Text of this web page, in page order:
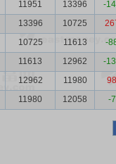
11951 13396
-
13396 10725
10725 11613
-
11613 12962
-
12962 11980
11980 12058 -